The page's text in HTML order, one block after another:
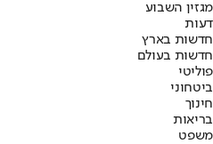
מגזין השבוע
דעות
חדשות בארץ
חדשות בעולם
פוליטי
ביטחוני
חינוך
בריאות
משפט